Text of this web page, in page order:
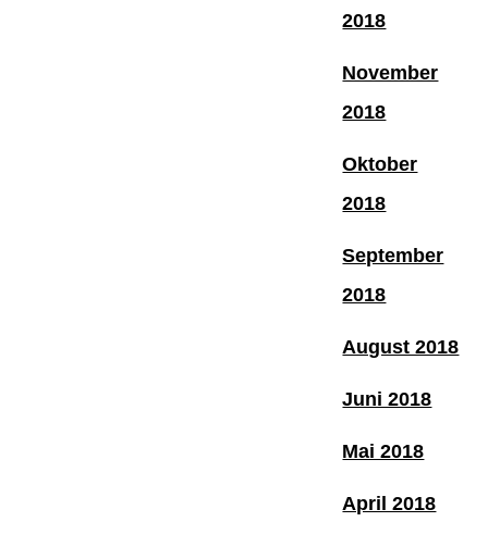
2018
November
2018
Oktober
2018
September
2018
August 2018
Juni 2018
Mai 2018
April 2018